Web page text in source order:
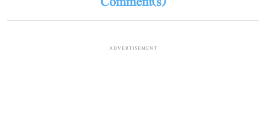
ADVERTISEMENT